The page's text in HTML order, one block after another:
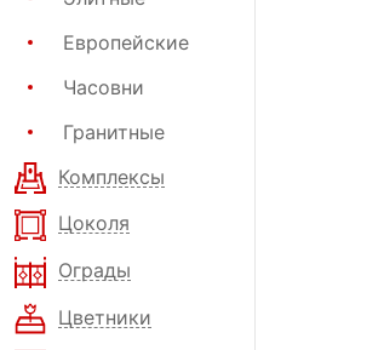
Европейские
Часовни
Гранитные
Комплексы
Цоколя
Ограды
Цветники